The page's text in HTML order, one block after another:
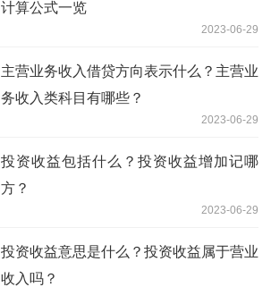
计算公式一览
2023-06-29
主营业务收入借贷方向表示什么？主营业
务收入类科目有哪些？
2023-06-29
投资收益包括什么？投资收益增加记哪
方？
2023-06-29
投资收益意思是什么？投资收益属于营业
收入吗？